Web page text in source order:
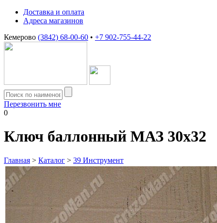
Доставка и оплата
Адреса магазинов
Кемерово (3842) 68-00-60 • +7 902-755-44-22
Перезвонить мне
0
Ключ баллонный МАЗ 30х32
Главная > Каталог > 39 Инструмент